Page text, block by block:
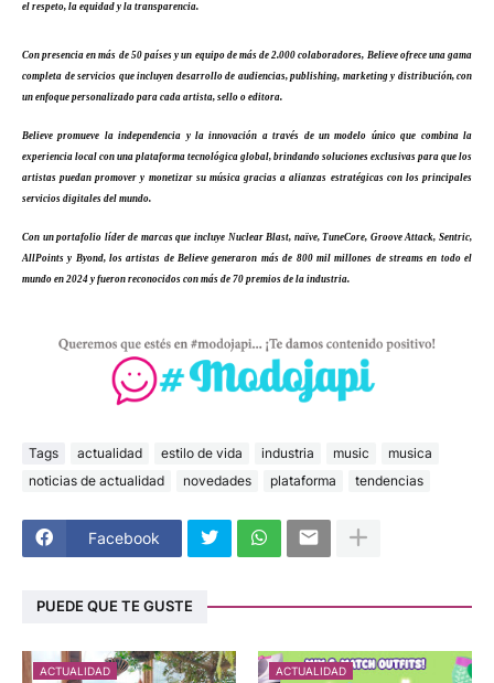
el respeto, la equidad y la transparencia.
Con presencia en más de 50 países y un equipo de más de 2.000 colaboradores, Believe ofrece una gama
completa de servicios que incluyen desarrollo de audiencias, publishing, marketing y distribución, con
un enfoque personalizado para cada artista, sello o editora.
Believe promueve la independencia y la innovación a través de un modelo único que combina la
experiencia local con una plataforma tecnológica global, brindando soluciones exclusivas para que los
artistas puedan promover y monetizar su música gracias a alianzas estratégicas con los principales
servicios digitales del mundo.
Con un portafolio líder de marcas que incluye Nuclear Blast, naïve, TuneCore, Groove Attack, Sentric,
AllPoints y Byond, los artistas de Believe generaron más de 800 mil millones de streams en todo el
mundo en 2024 y fueron reconocidos con más de 70 premios de la industria.
Tags actualidad estilo de vida industria music
musica
noticias de actualidad
novedades plataforma tendencias
Facebook
PUEDE QUE TE GUSTE
ACTUALIDAD ACTUALIDAD